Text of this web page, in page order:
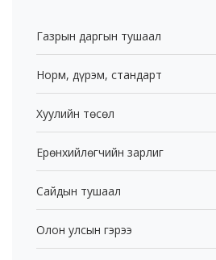
Газрын даргын тушаал
Норм, дүрэм, стандарт
Хуулийн төсөл
Ерөнхийлөгчийн зарлиг
Сайдын тушаал
Олон улсын гэрээ